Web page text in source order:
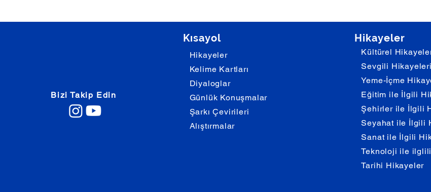
Bizi Takip Edin
Kısayol
Hikayeler
Kelime Kartları
Diyaloglar
Günlük Konuşmalar
Şarkı Çevirileri
Alıştırmalar
Hikayeler
Kültürel
Sevgili Hikayeleri
Yeme-İçme
Eğitim ile İlgili
Şehirler ile İlgili
Seyahat ile İlgili
Sanat ile İlgili
Teknoloji ile
Tarihi Hikayeler